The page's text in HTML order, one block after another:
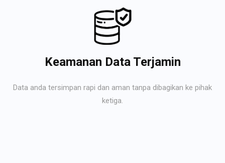
Keamanan Data Terjamin
Data anda tersimpan rapi dan aman tanpa dibagikan ke pihak
ketiga.